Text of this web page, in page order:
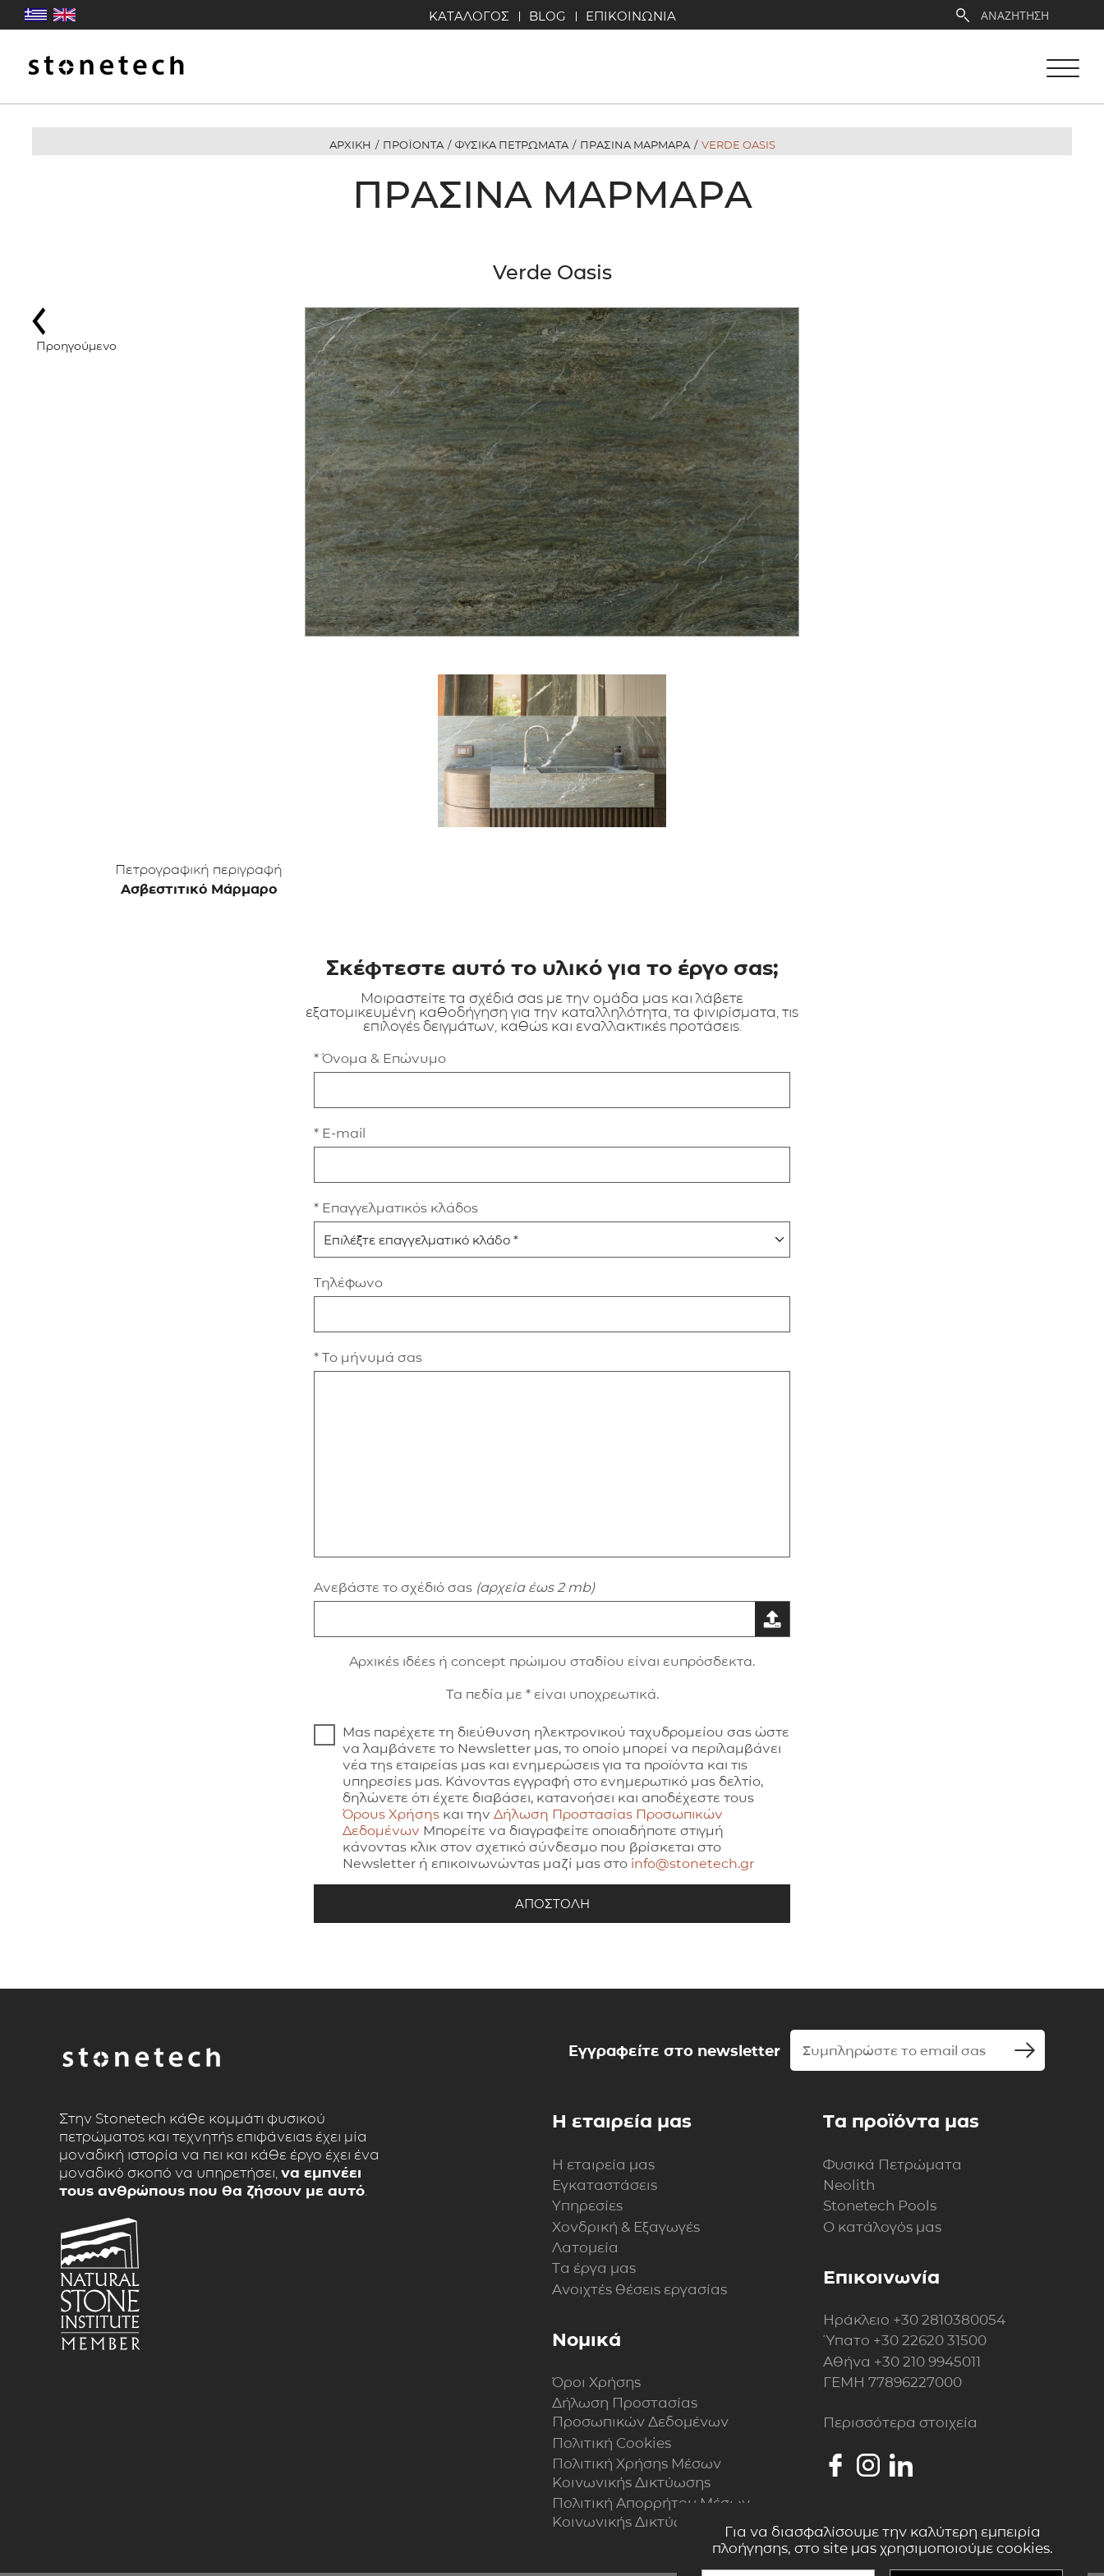
Για να διασφαλίσουμε την καλύτερη εμπειρία
πλοήγησης, στο site μας χρησιμοποιούμε cookies.
ΚΑΤΑΛΟΓΟΣ BLOG ΕΠΙΚΟΙΝΩΝΙΑ
ΑΡΧΙΚΗ / ΠΡΟΪΟΝΤΑ / ΦΥΣΙΚΑ ΠΕΤΡΩΜΑΤΑ / ΠΡΑΣΙΝΑ ΜΑΡΜΑΡΑ / VERDE OASIS
ΠΡΆΣΙΝΑ ΜΆΡΜΑΡΑ
Verde Oasis
Προηγούμενο
Πετρογραφική περιγραφή
Ασβεστιτικό Μάρμαρο
Σκέφτεστε αυτό το υλικό για το έργο σας;
Μοιραστείτε τα σχέδιά σας με την ομάδα μας και λάβετε
εξατομικευμένη καθοδήγηση για την καταλληλότητα, τα φινιρίσματα, τις
επιλογές δειγμάτων, καθώς και εναλλακτικές προτάσεις.
* Όνομα & Επώνυμο
* E-mail
* Επαγγελματικός κλάδος
Τηλέφωνο
* Το μήνυμά σας
Ανεβάστε το σχέδιό σας (αρχεία έως 2 mb)
Aρxικές ιδέες ή concept πρώιμου σταδίου είναι ευπρόσδεκτα.
Τα πεδία με * είναι υποχρεωτικά.
Μας παρέχετε τη διεύθυνση ηλεκτρονικού ταχυδρομείου σας ώστε
να λαμβάνετε το Newsletter μας, το οποίο μπορεί να περιλαμβάνει
νέα της εταιρείας μας και ενημερώσεις για τα προϊόντα και τις
υπηρεσίες μας. Κάνοντας εγγραφή στο ενημερωτικό μας δελτίο,
δηλώνετε ότι έχετε διαβάσει, κατανοήσει και αποδέχεστε τους
Όρους Χρήσης και την Δήλωση Προστασίας Προσωπικών
Δεδομένων Μπορείτε να διαγραφείτε οποιαδήποτε στιγμή
κάνοντας κλικ στον σχετικό σύνδεσμο που βρίσκεται στο
Newsletter ή επικοινωνώντας μαζί μας στο info@stonetech.gr
Εγγραφείτε στο newsletter
Στην Stonetech κάθε κομμάτι φυσικού
πετρώματος και τεχνητής επιφάνειας έχει μία
μοναδική ιστορία να πει και κάθε έργο έχει ένα
μοναδικό σκοπό να υπηρετήσει, να εμπνέει
τους ανθρώπους που θα ζήσουν με αυτό.
Η εταιρεία μας
Η εταιρεία μας
Εγκαταστάσεις
Υπηρεσίες
Χονδρική & Εξαγωγές
Λατομεία
Τα έργα μας
Ανοιχτές θέσεις εργασίας
Νομικά
Όροι Χρήσης
Δήλωση Προστασίας
Προσωπικών Δεδομένων
Πολιτική Cookies
Πολιτική Xρήσης Mέσων
Kοινωνικής Δικτύωσης
Πολιτική Απορρήτου Μέσων
Κοινωνικής Δικτύωσης
Τα προϊόντα μας
Φυσικά Πετρώματα
Neolith
Stonetech Pools
Ο κατάλογός μας
Επικοινωνία
Ηράκλειο +30 2810380054
Ύπατο +30 22620 31500
Αθήνα +30 210 9945011
ΓΕΜΗ 77896227000
Περισσότερα στοιχεία